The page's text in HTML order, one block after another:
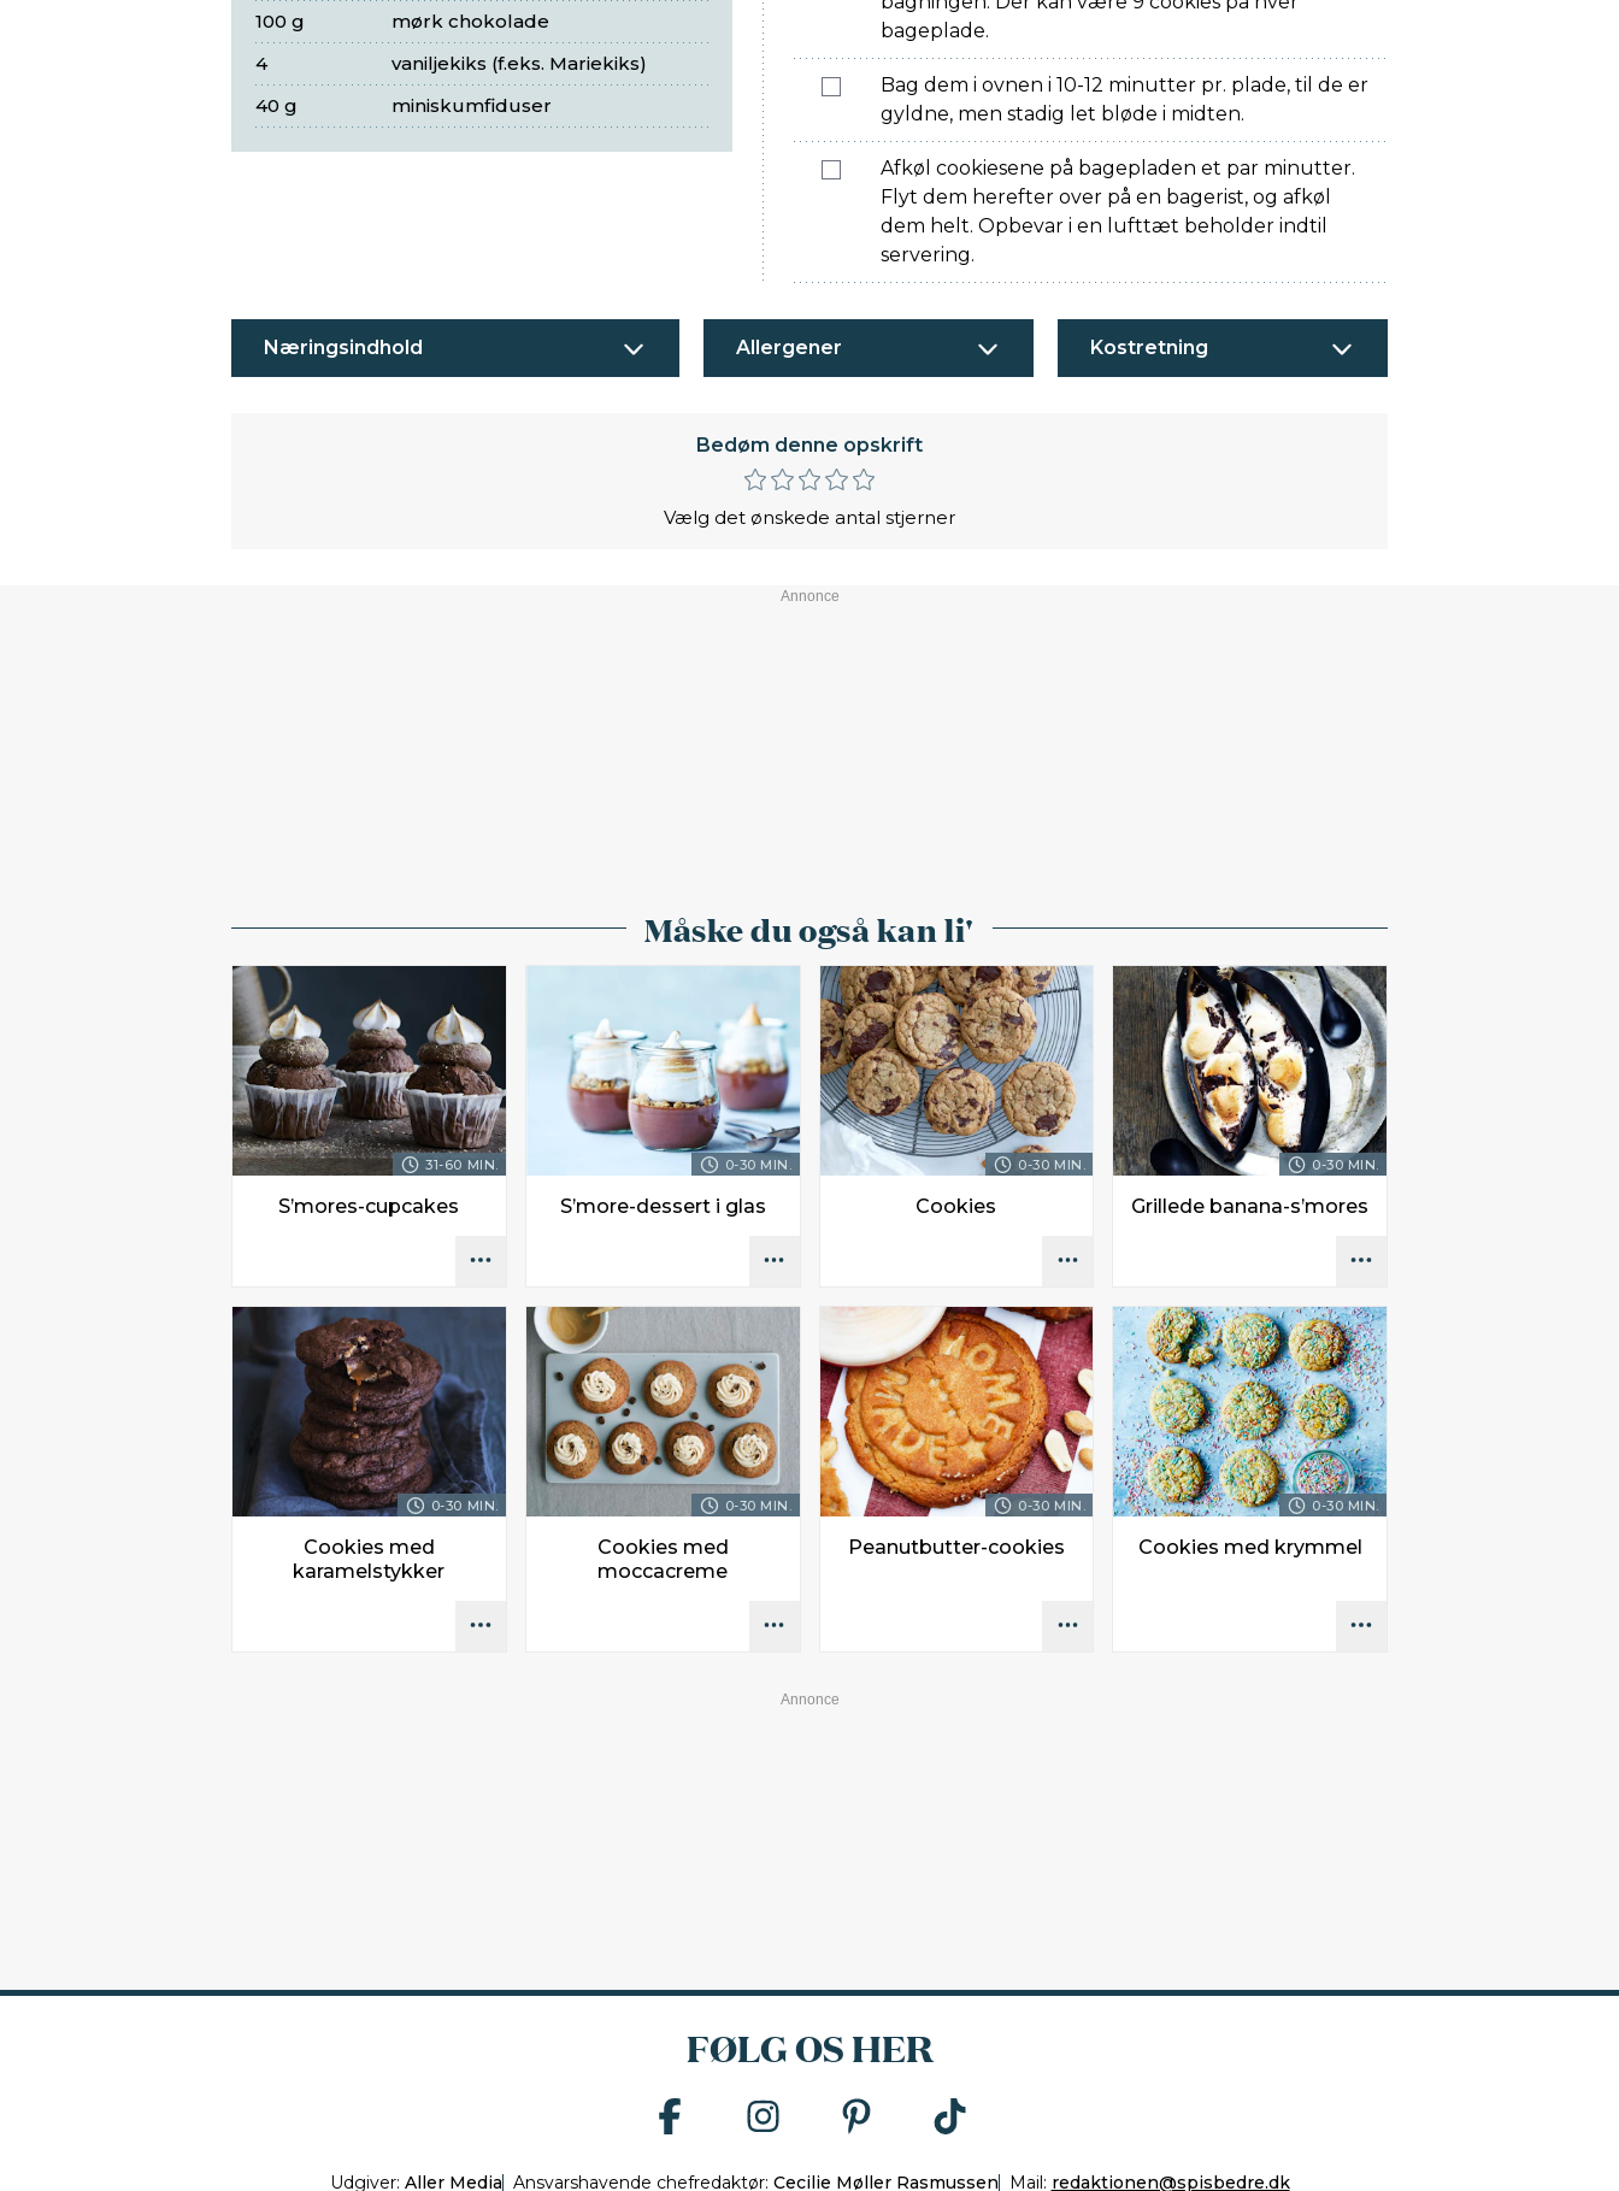
mørk chokolade
100 g
vaniljekiks (f.eks. Mariekiks)
4
miniskumfiduser
40 g
bageplade.
Bag dem i ovnen i 10-12 minutter pr. plade, til de er
gyldne, men stadig let bløde i midten.
Afkøl cookiesene på bagepladen et par minutter.
Flyt dem herefter over på en bagerist, og afkøl
dem helt. Opbevar i en lufttæt beholder indtil
servering.
Næringsindhold Allergener Kostretning
Bedøm denne opskrift
Vælg det ønskede antal stjerner
Måske du også kan li'
31-60 MIN.
S’mores-cupcakes
0-30 MIN.
S’more-dessert i glas
0-30 MIN.
Cookies
0-30 MIN.
Grillede banana-s’mores
0-30 MIN.
Cookies med
karamelstykker
0-30 MIN.
Cookies med
moccacreme
0-30 MIN.
Peanutbutter-cookies
0-30 MIN.
Cookies med krymmel
FØLG OS HER
Udgiver: Aller Media Ansvarshavende chefredaktør: Cecilie Møller Rasmussen Mail: redaktionen@spisbedre.dk